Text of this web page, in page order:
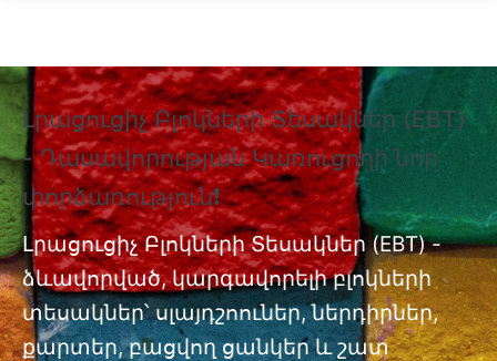
Լրացուցիչ Բլոկների Տեսակներ (EBT)
- Դասավորության Կառուցողի նոր
փորձառություն❗
Լրացուցիչ Բլոկների Տեսակներ (EBT) -
ձևավորված, կարգավորելի բլոկների
տեսակներ՝ սլայդշոուներ, ներդիրներ,
քարտեր, բացվող ցանկեր և շատ